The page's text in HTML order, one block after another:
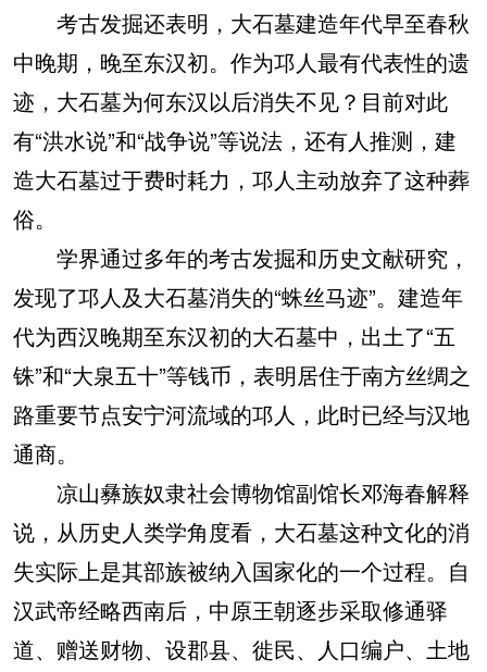
考古发掘还表明，大石墓建造年代早至春秋
中晚期，晚至东汉初。作为邛人最有代表性的遗
迹，大石墓为何东汉以后消失不见？目前对此
有“洪水说”和“战争说”等说法，还有人推测，建
造大石墓过于费时耗力，邛人主动放弃了这种葬
俗。
学界通过多年的考古发掘和历史文献研究，
发现了邛人及大石墓消失的“蛛丝马迹”。建造年
代为西汉晚期至东汉初的大石墓中，出土了“五
铢”和“大泉五十”等钱币，表明居住于南方丝绸之
路重要节点安宁河流域的邛人，此时已经与汉地
通商。
凉山彝族奴隶社会博物馆副馆长邓海春解释
说，从历史人类学角度看，大石墓这种文化的消
失实际上是其部族被纳入国家化的一个过程。自
汉武帝经略西南后，中原王朝逐步采取修通驿
道、赠送财物、设郡县、徙民、人口编户、土地